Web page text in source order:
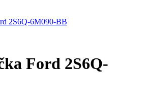
2S6Q-6M090-BB
Ford 2S6Q-